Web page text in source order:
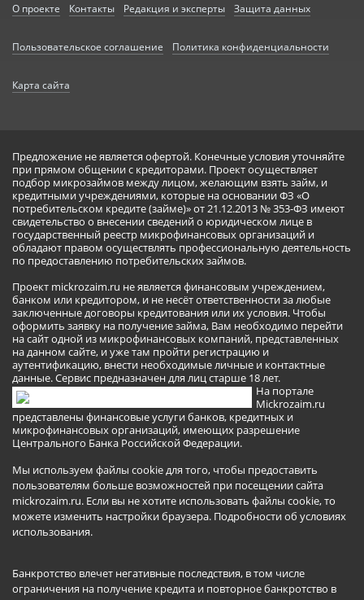
О проекте Контакты Редакция и эксперты Защита данных
Пользовательское соглашение Политика конфиденциальности
Карта сайта
Предложение не является офертой. Конечные условия уточняйте
при прямом общении с кредиторами. Проект осуществляет
подбор микрозаймов между лицом, желающим взять займ, и
кредитными учреждениями, которые на основании ФЗ «О
потребительском кредите (займе)» от 21.12.2013 № 353-ФЗ имеют
свидетельство о внесении сведений о юридическом лице в
государственный реестр микрофинансовых организаций и
обладают правом осуществлять профессиональную деятельность
по предоставлению потребительских займов.
Проект mickrozaim.ru не является финансовым учреждением,
банком или кредитором, и не несёт ответственности за любые
заключенные договоры кредитования или их условия. Чтобы
оформить заявку на получение займа, Вам необходимо перейти
на сайт одной из микрофинансовых компаний, представленных
на данном сайте, и уже там пройти регистрацию и
аутентификацию, внести необходимые личные и контактные
данные. Сервис предназначен для лиц старше 18 лет.
На портале
Mickrozaim.ru
представлены финансовые услуги банков, кредитных и
микрофинансовых организаций, имеющих разрешение
Центрального Банка Российской Федерации.
Мы используем файлы cookie для того, чтобы предоставить
пользователям больше возможностей при посещении сайта
mickrozaim.ru. Если вы не хотите использовать файлы cookie, то
можете изменить настройки браузера. Подробности об условиях
использования.
Банкротство влечет негативные последствия, в том числе
ограничения на получение кредита и повторное банкротство в